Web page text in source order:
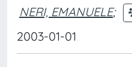
NERI, EMANUELE;
2003-01-01